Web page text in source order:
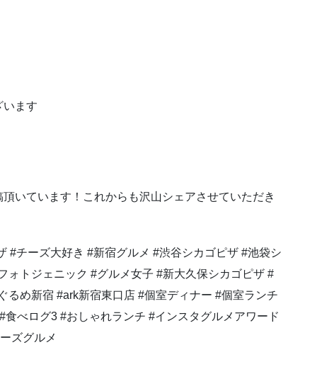
います
いています！これからも沢山シェアさせていただき
#チーズ大好き #新宿グルメ #渋谷シカゴピザ #池袋シ
ォトジェニック #グルメ女子 #新大久保シカゴピザ #
るめ新宿 #ark新宿東口店 #個室ディナー #個室ランチ
べログ3 #おしゃれランチ #インスタグルメアワード
ズグルメ